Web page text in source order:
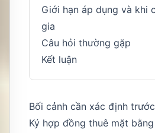
Giới hạn áp dụng và khi
gia
Câu hỏi thường gặp
Kết luận
Bối cảnh cần xác định trước
Ký hợp đồng thuê mặt